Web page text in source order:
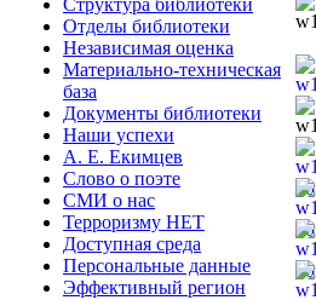
Структура библиотеки
Отделы библиотеки
Независимая оценка
Материально-техническая
база
Документы библиотеки
Наши успехи
А. Е. Екимцев
Слово о поэте
СМИ о нас
Терроризму НЕТ
Доступная среда
Персональные данные
Эффективный регион